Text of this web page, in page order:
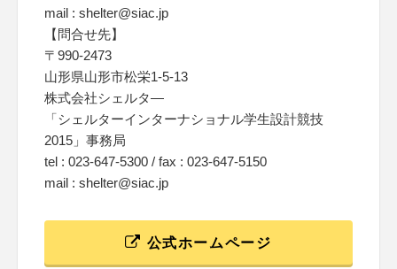
mail : shelter@siac.jp
【問合せ先】
〒990-2473
山形県山形市松栄1-5-13
株式会社シェルタ―
「シェルターインターナショナル学生設計競技
2015」事務局
tel : 023-647-5300 / fax : 023-647-5150
mail : shelter@siac.jp
公式ホームページ